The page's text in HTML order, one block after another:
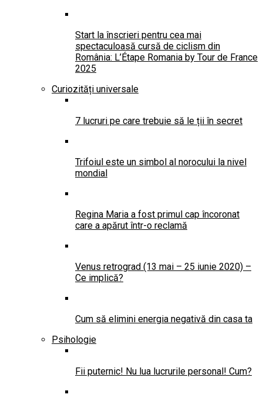
Start la înscrieri pentru cea mai
spectaculoasă cursă de ciclism din
România: L’Étape Romania by Tour de France
2025
Curiozități universale
7 lucruri pe care trebuie să le ții în secret
Trifoiul este un simbol al norocului la nivel
mondial
Regina Maria a fost primul cap încoronat
care a apărut într-o reclamă
Venus retrograd (13 mai – 25 iunie 2020) –
Ce implică?
Cum să elimini energia negativă din casa ta
Psihologie
Fii puternic! Nu lua lucrurile personal! Cum?